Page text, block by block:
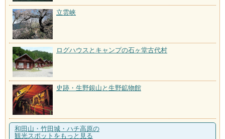
立雲峡
ログハウスとキャンプの石ヶ堂古代村
史跡・生野銀山と生野鉱物館
和田山・竹田城・ハチ高原の
観光スポットをもっと見る